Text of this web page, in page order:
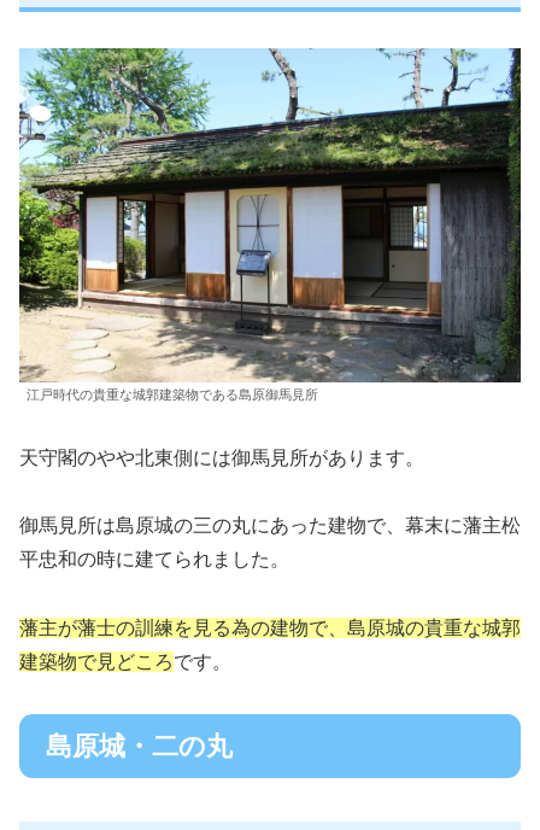
江戸時代の貴重な城郭建築物である島原御馬見所
天守閣のやや北東側には御馬見所があります。
御馬見所は島原城の三の丸にあった建物で、幕末に藩主松
平忠和の時に建てられました。
藩主が藩士の訓練を見る為の建物で、島原城の貴重な城郭
建築物で見どころです。
島原城・二の丸